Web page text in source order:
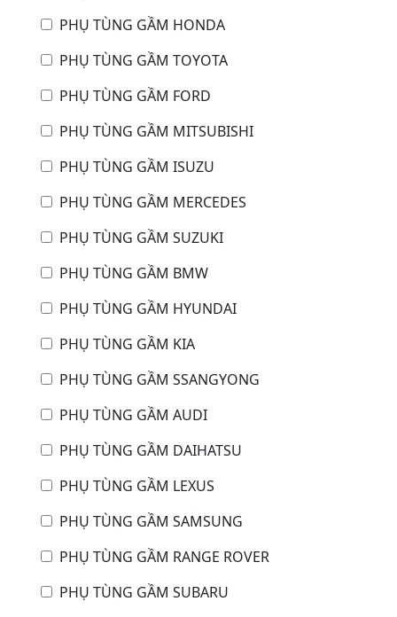
PHỤ TÙNG GẦM HONDA
PHỤ TÙNG GẦM TOYOTA
PHỤ TÙNG GẦM FORD
PHỤ TÙNG GẦM MITSUBISHI
PHỤ TÙNG GẦM ISUZU
PHỤ TÙNG GẦM MERCEDES
PHỤ TÙNG GẦM SUZUKI
PHỤ TÙNG GẦM BMW
PHỤ TÙNG GẦM HYUNDAI
PHỤ TÙNG GẦM KIA
PHỤ TÙNG GẦM SSANGYONG
PHỤ TÙNG GẦM AUDI
PHỤ TÙNG GẦM DAIHATSU
PHỤ TÙNG GẦM LEXUS
PHỤ TÙNG GẦM SAMSUNG
PHỤ TÙNG GẦM RANGE ROVER
PHỤ TÙNG GẦM SUBARU